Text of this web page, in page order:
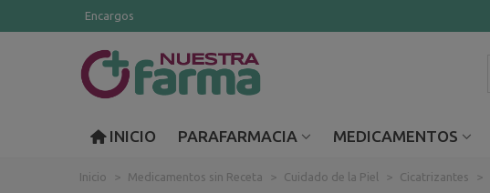
Encargos
INICIO PARAFARMACIA MEDICAMENTOS
Inicio > Medicamentos sin Receta > Cuidado de la Piel > Cicatrizantes >